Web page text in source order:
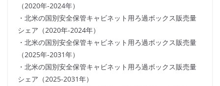
（2020年-2024年）
・北米の国別安全保管キャビネット用ろ過ボックス販売量
シェア（2020年-2024年）
・北米の国別安全保管キャビネット用ろ過ボックス販売量
（2025年-2031年）
・北米の国別安全保管キャビネット用ろ過ボックス販売量
シェア（2025-2031年）